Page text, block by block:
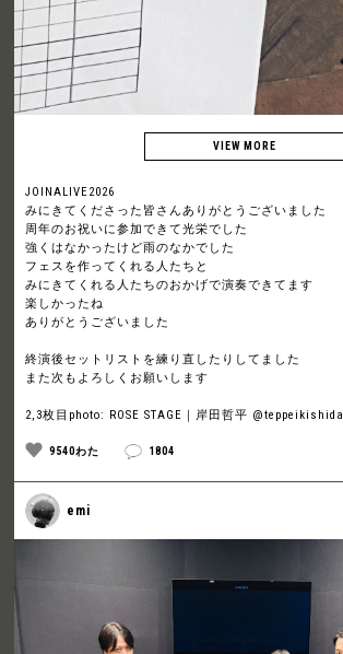
JOINALIVE2026
みにきてくださった皆さんありがとうございました
周年のお祝いに参加できて光栄でした
強くはなかったけど雨のなかでした
フェスを作ってくれる人たちと
みにきてくれる人たちのおかげで演奏できてます
楽しかったね
ありがとうございました
終演後セットリストを練り直したりしてました
また次もよろしくお願いします
2,3枚目photo: ROSE STAGE｜岸田哲平 @teppeikishida
9540わた 1804
emi